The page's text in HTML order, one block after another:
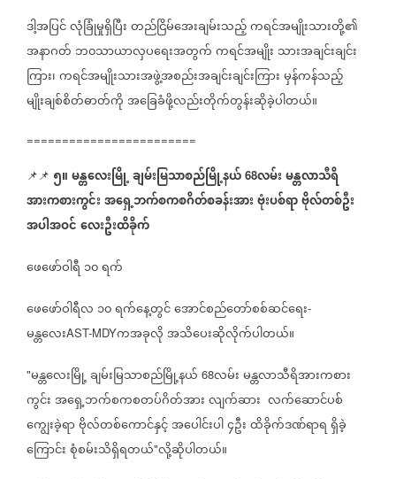
ဒါ့အပြင်လုံခြုံမှုရှိပြီးတည်ငြိမ်အေးချမ်းသည့်ကရင်အမျိုးသားတို့၏
အနာဂတ် ဘ၀သာယာလှပရေးအတွက်ကရင်အမျိုး သားအချင်းချင်း
ကြား၊ကရင်အမျိုးသားအဖွဲ့အစည်းအချင်းချင်းကြားမှန်ကန်သည့်
မျိုးချစ်စိတ်ဓာတ်ကိုအခြေခံဖို့လည်းတိုက်တွန်းဆိုခဲ့ပါတယ်။
========================
📌📌 ၅။မန္တလေးမြို့ချမ်းမြသာစည်မြို့နယ် 68လမ်းမန္တလာသီရိ
အားကစားကွင်းအရှေ့ဘက်‌စကစဂိတ်စခန်းအားဗုံးပစ်ရာဗိုလ်တစ်ဦး
အပါအဝင်လေးဦးထိခိုက်
ဖေဖော်ဝါရီ ၁၀ရက်
ဖေဖော်ဝါရီလ ၁၀ရက်‌နေ့တွင်အောင်စည်တော်စစ်ဆင်ရေး-
မန္တလေးAST-MDYကအခုလိုအသိပေးဆိုလိုက်ပါတယ်။
"မန္တလေးမြို့ချမ်းမြသာစည်မြို့နယ် 68လမ်းမန္တလာသီရိအားကစား
ကွင်းအရှေ့ဘက်‌စကစတပ်ဂိတ်အားလျက်ဆား လက်ဆောင်ပစ်
ကျွေးခဲ့ရာဗိုလ်တစ်ကောင်နှင့်အပေါင်းပါ၄ဦးထိခိုက်ဒဏ်ရာရရှိခဲ့
ကြောင်းစုံစမ်းသိရှိရတယ်"လို့ဆိုပါတယ်။